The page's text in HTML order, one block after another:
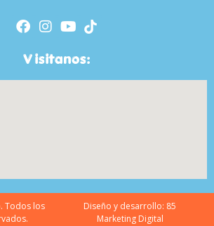
Visitanos:
Todos los
Diseño y desarrollo: 85
Marketing Digital